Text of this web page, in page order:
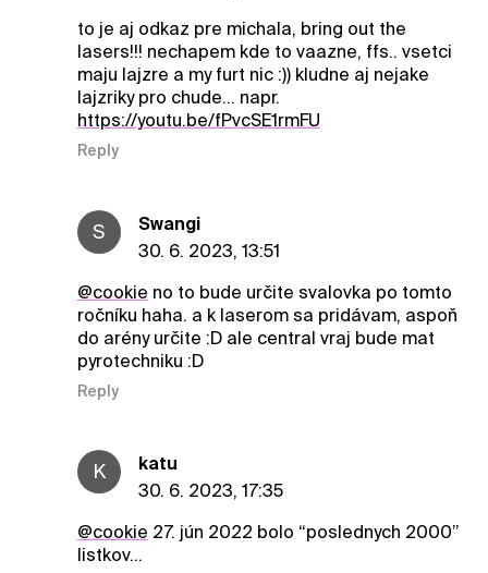
to je aj odkaz pre michala, bring out the
lasers!!! nechapem kde to vaazne, ffs.. vsetci
maju lajzre a my furt nic :)) kludne aj nejake
lajzriky pro chude... napr.
https://youtu.be/fPvcSE1rmFU
Reply
S
Swangi
30. 6. 2023, 13:51
@cookie no to bude určite svalovka po tomto
ročníku haha. a k laserom sa pridávam, aspoň
do arény určite :D ale central vraj bude mat
pyrotechniku :D
Reply
K
katu
30. 6. 2023, 17:35
@cookie 27. jún 2022 bolo “poslednych 2000”
listkov…